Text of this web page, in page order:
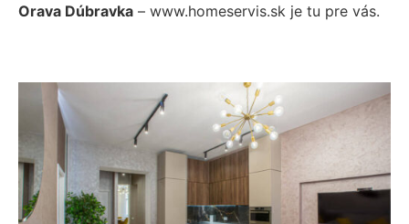
Orava Dúbravka – www.homeservis.sk je tu pre vás.